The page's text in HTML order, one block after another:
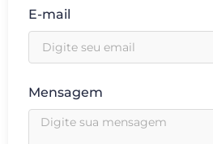
E-mail
Mensagem